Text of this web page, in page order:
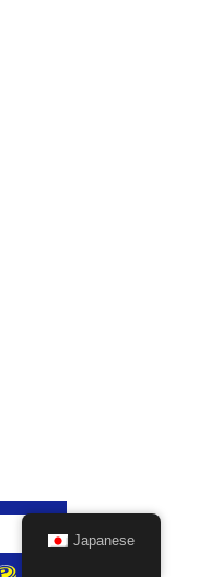
Japanese